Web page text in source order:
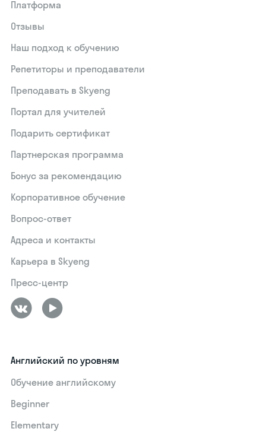
Платформа
Отзывы
Наш подход к обучению
Репетиторы и преподаватели
Преподавать в Skyeng
Портал для учителей
Подарить сертификат
Партнерская программа
Бонус за рекомендацию
Корпоративное обучение
Вопрос-ответ
Адреса и контакты
Карьера в Skyeng
Пресс-центр
Английский по уровням
Обучение английскому
Beginner
Elementary